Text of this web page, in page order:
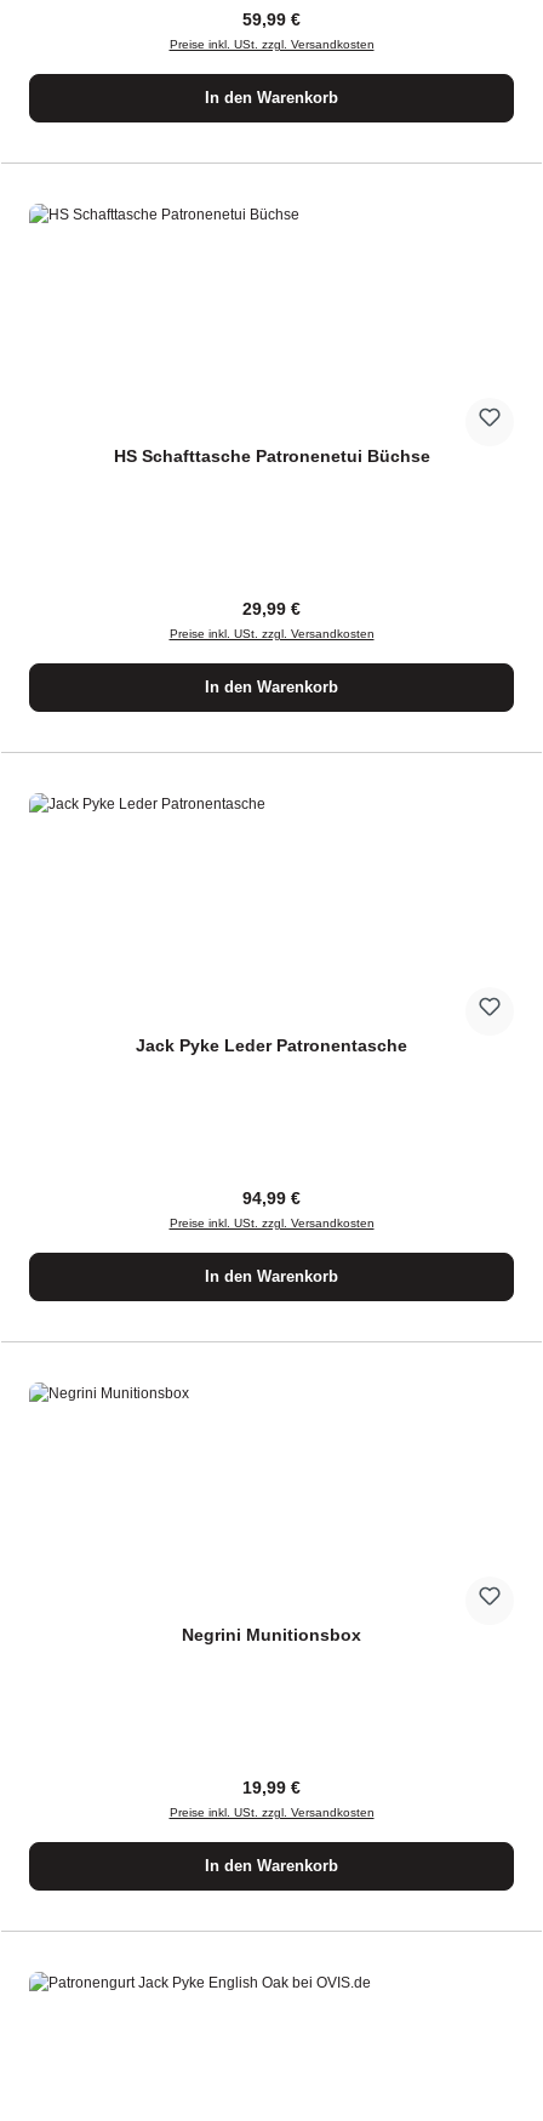
Regulärer Preis:
59,99 €
Preise inkl. USt. zzgl. Versandkosten
In den Warenkorb
HS Schafttasche Patronenetui Büchse
Regulärer Preis:
29,99 €
Preise inkl. USt. zzgl. Versandkosten
In den Warenkorb
Jack Pyke Leder Patronentasche
Regulärer Preis:
94,99 €
Preise inkl. USt. zzgl. Versandkosten
In den Warenkorb
Negrini Munitionsbox
Regulärer Preis:
19,99 €
Preise inkl. USt. zzgl. Versandkosten
In den Warenkorb